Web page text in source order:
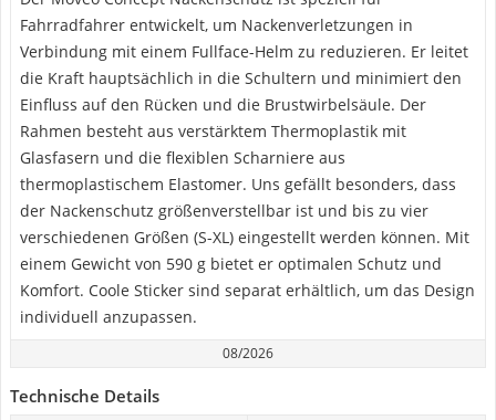
Fahrradfahrer entwickelt, um Nackenverletzungen in
Verbindung mit einem Fullface-Helm zu reduzieren. Er leitet
die Kraft hauptsächlich in die Schultern und minimiert den
Einfluss auf den Rücken und die Brustwirbelsäule. Der
Rahmen besteht aus verstärktem Thermoplastik mit
Glasfasern und die flexiblen Scharniere aus
thermoplastischem Elastomer. Uns gefällt besonders, dass
der Nackenschutz größenverstellbar ist und bis zu vier
verschiedenen Größen (S-XL) eingestellt werden können. Mit
einem Gewicht von 590 g bietet er optimalen Schutz und
Komfort. Coole Sticker sind separat erhältlich, um das Design
individuell anzupassen.
08/2026
Technische Details